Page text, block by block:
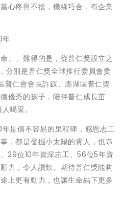
心疼與不捨，機緣巧合，有企業
年
。」難得的是，從普仁獎設立之
分別是普仁獎全球推行委員會委
普仁會會長許釵、澎湖區普仁獎
優秀的孩子，陪伴普仁成長茁
喝采。
是個不容易的里程碑，感恩志工
，都是發掘小太陽的貴人，也恭
29位10年資深志工、56位5年資
力，令人讚歎。期待普仁獎能夠
上更有動力，也讓生命結下更多